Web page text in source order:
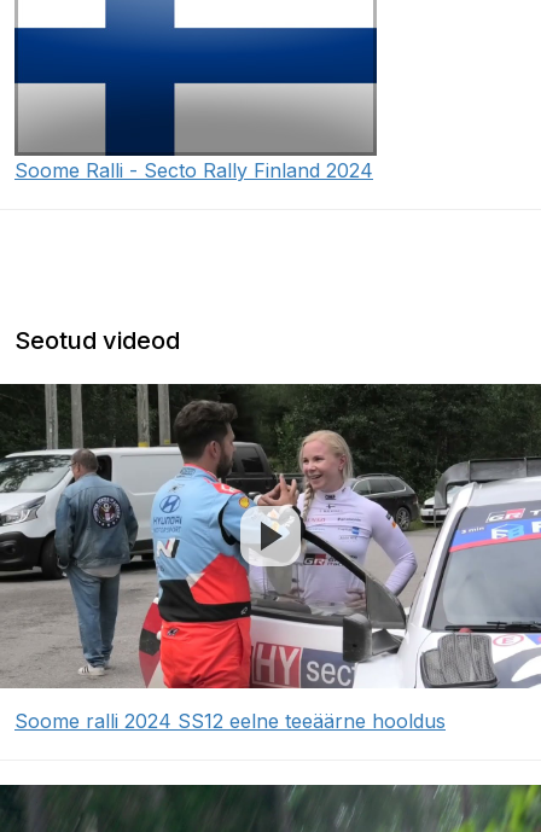
Soome Ralli - Secto Rally Finland 2024
Seotud videod
Soome ralli 2024 SS12 eelne teeäärne hooldus